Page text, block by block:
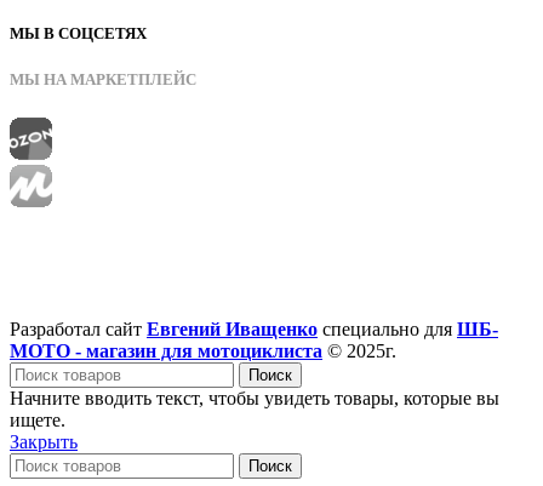
МЫ В СОЦСЕТЯХ
МЫ НА МАРКЕТПЛЕЙС
Разработал сайт Евгений Иващенко специально для ШБ-
МОТО - магазин для мотоциклиста © 2025г.
Поиск
Начните вводить текст, чтобы увидеть товары, которые вы
ищете.
Закрыть
Поиск